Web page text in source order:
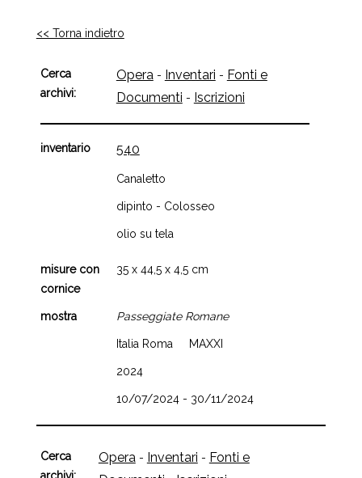
<< Torna indietro
Cerca
archivi:
Opera - Inventari - Fonti e
Documenti - Iscrizioni
inventario 540
Canaletto
dipinto - Colosseo
olio su tela
misure con
cornice
35 x 44,5 x 4,5 cm
mostra Passeggiate Romane
Italia Roma MAXXI
2024
10/07/2024 - 30/11/2024
Cerca
Opera - Inventari - Fonti e